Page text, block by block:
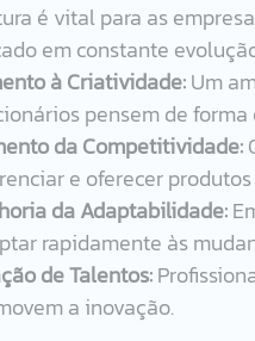
é vital para as
em constante
à Criatividade: Um
pensem de
da Competitividade:
e oferecer
da Adaptabilidade:
rapidamente às
de Talentos:
a inovação.